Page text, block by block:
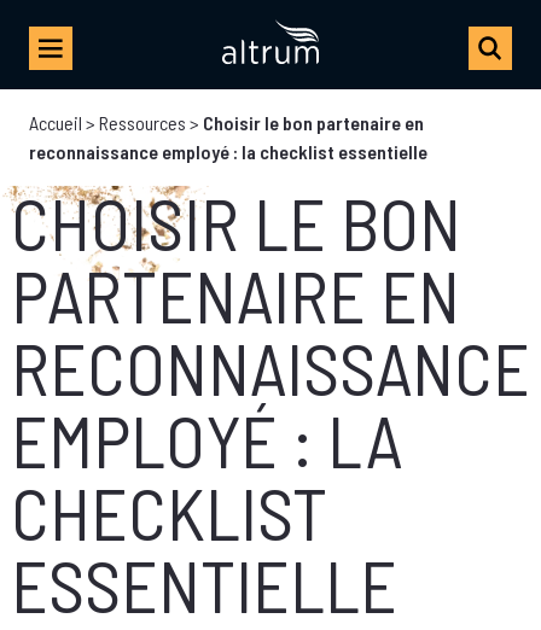
Accueil > Ressources > Choisir le bon partenaire en
reconnaissance employé : la checklist essentielle
CHOISIR LE BON
PARTENAIRE EN
RECONNAISSANCE
EMPLOYÉ : LA
CHECKLIST
ESSENTIELLE